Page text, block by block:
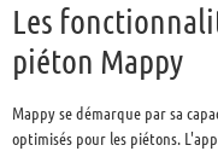
Les
piéton Mappy
Mappy se démarque par sa
optimisés pour les piétons.